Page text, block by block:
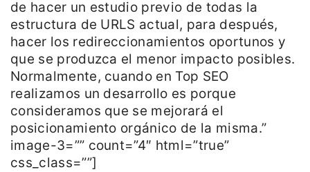
de hacer un estudio previo de todas la
estructura de URLS actual, para después,
hacer los redireccionamientos oportunos y
que se produzca el menor impacto posibles.
Normalmente, cuando en Top SEO
realizamos un desarrollo es porque
consideramos que se mejorará el
posicionamiento orgánico de la misma.”
image-3=”” count=”4″ html=”true”
css_class=””]